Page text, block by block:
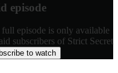
episode
episode is only available
subscribers of Strict Secret
to watch